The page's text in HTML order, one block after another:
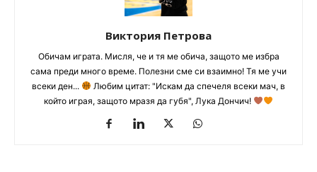
Виктория Петрова
Обичам играта. Мисля, че и тя ме обича, защото ме избра
сама преди много време. Полезни сме си взаимно! Тя ме учи
всеки ден...
Любим цитат: "Искам да спечеля всеки мач, в
който играя, защото мразя да губя", Лука Дончич!